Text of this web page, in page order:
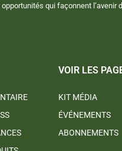
qui façonnent l’avenir
VOIR LES
KIT MÉDIA
ÉVÉNEMENTS
ABONNEMENTS